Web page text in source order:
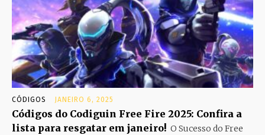
CÓDIGOS JANEIRO 6, 2025
Códigos do Codiguin Free Fire 2025: Confira a
lista para resgatar em janeiro! O Sucesso do Free